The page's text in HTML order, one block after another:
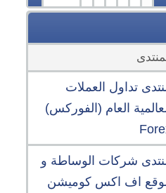
تداول العملات
العام (الفوركس)
شركات الوساطة و
اف اكس كوميشن